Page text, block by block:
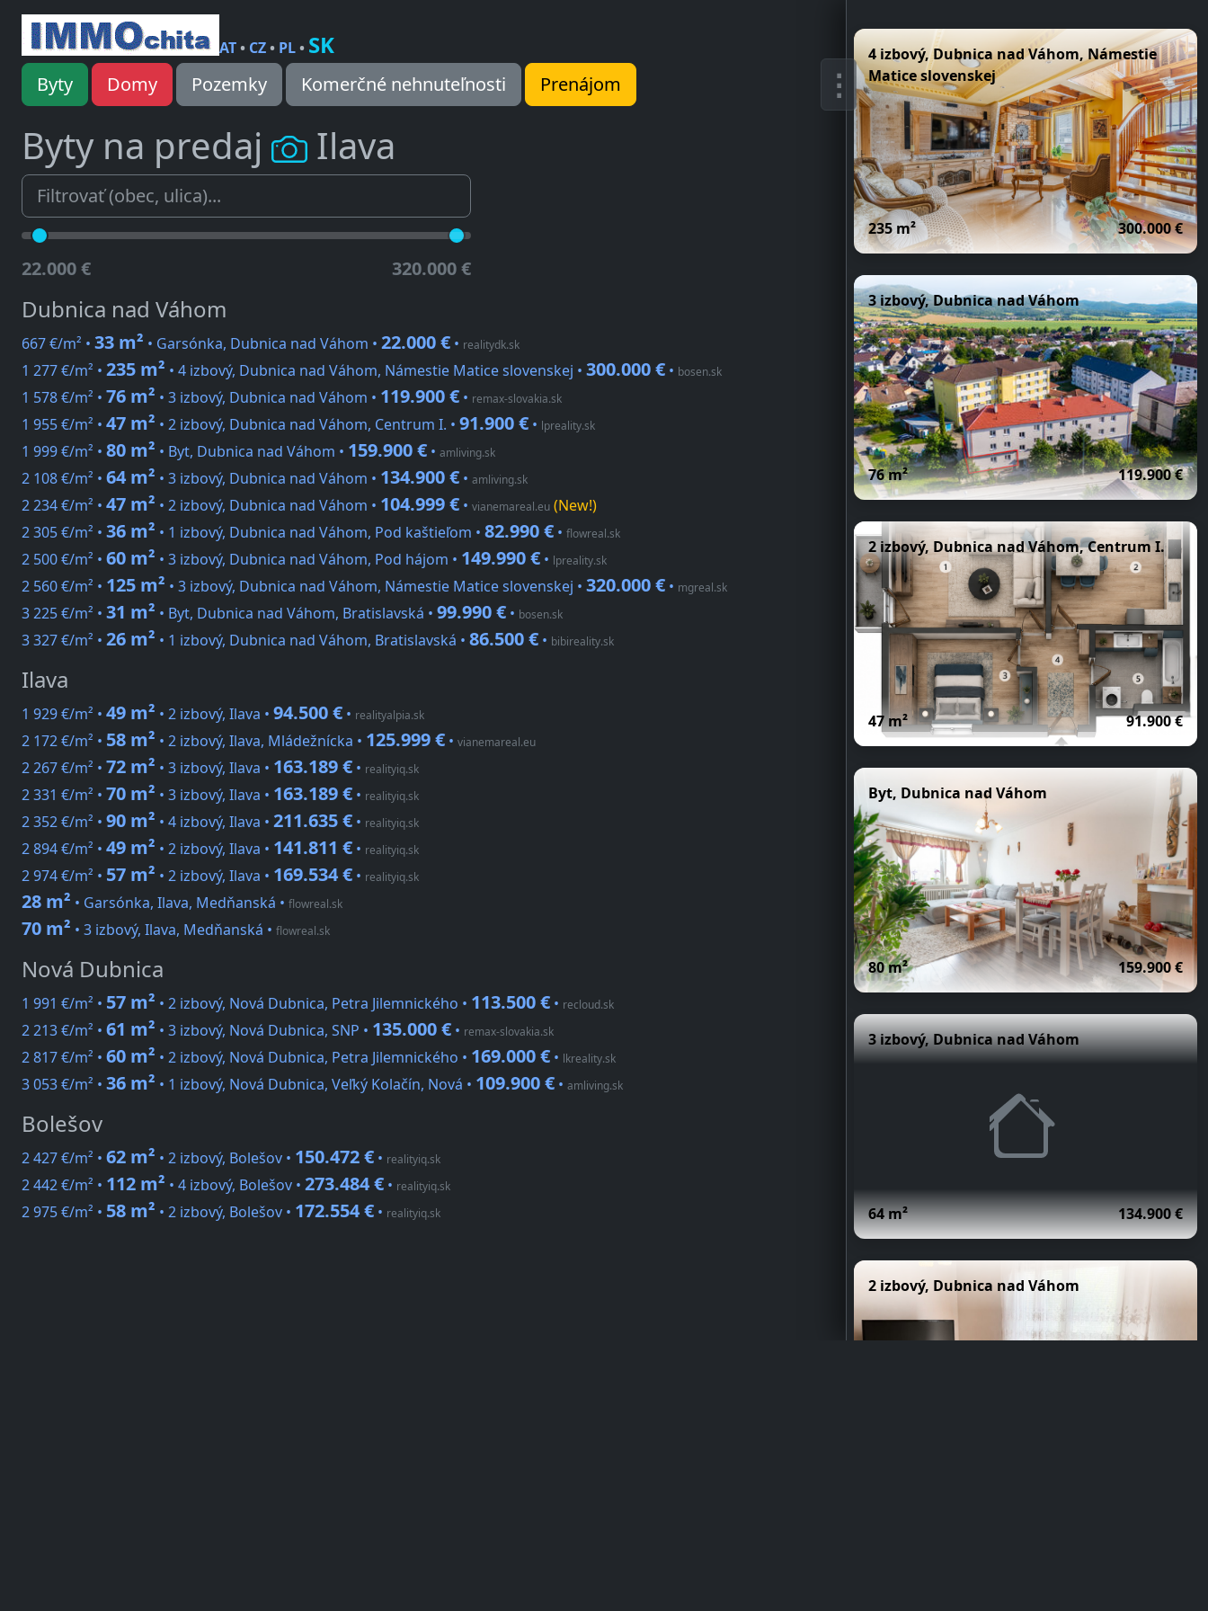
AT• CZ• PL• SK
Byty Domy Pozemky Komerčné nehnuteľnosti Prenájom
Byty na predaj Ilava
22.000 € 320.000 €
Dubnica nad Váhom
667 €/m² • 33 m² • Garsónka, Dubnica nad Váhom • 22.000 € • realitydk.sk
1 277 €/m² • 235 m² • 4 izbový, Dubnica nad Váhom, Námestie Matice slovenskej • 300.000 € • bosen.sk
1 578 €/m² • 76 m² • 3 izbový, Dubnica nad Váhom • 119.900 € • remax-slovakia.sk
1 955 €/m² • 47 m² • 2 izbový, Dubnica nad Váhom, Centrum I. • 91.900 € • lpreality.sk
1 999 €/m² • 80 m² • Byt, Dubnica nad Váhom • 159.900 € • amliving.sk
2 108 €/m² • 64 m² • 3 izbový, Dubnica nad Váhom • 134.900 € • amliving.sk
2 234 €/m² • 47 m² • 2 izbový, Dubnica nad Váhom • 104.999 € • vianemareal.eu (New!)
2 305 €/m² • 36 m² • 1 izbový, Dubnica nad Váhom, Pod kaštieľom • 82.990 € • flowreal.sk
2 500 €/m² • 60 m² • 3 izbový, Dubnica nad Váhom, Pod hájom • 149.990 € • lpreality.sk
2 560 €/m² • 125 m² • 3 izbový, Dubnica nad Váhom, Námestie Matice slovenskej • 320.000 € • mgreal.sk
3 225 €/m² • 31 m² • Byt, Dubnica nad Váhom, Bratislavská • 99.990 € • bosen.sk
3 327 €/m² • 26 m² • 1 izbový, Dubnica nad Váhom, Bratislavská • 86.500 € • bibireality.sk
Ilava
1 929 €/m² • 49 m² • 2 izbový, Ilava • 94.500 € • realityalpia.sk
2 172 €/m² • 58 m² • 2 izbový, Ilava, Mládežnícka • 125.999 € • vianemareal.eu
2 267 €/m² • 72 m² • 3 izbový, Ilava • 163.189 € • realityiq.sk
2 331 €/m² • 70 m² • 3 izbový, Ilava • 163.189 € • realityiq.sk
2 352 €/m² • 90 m² • 4 izbový, Ilava • 211.635 € • realityiq.sk
2 894 €/m² • 49 m² • 2 izbový, Ilava • 141.811 € • realityiq.sk
2 974 €/m² • 57 m² • 2 izbový, Ilava • 169.534 € • realityiq.sk
28 m² • Garsónka, Ilava, Medňanská • flowreal.sk
70 m² • 3 izbový, Ilava, Medňanská • flowreal.sk
Nová Dubnica
1 991 €/m² • 57 m² • 2 izbový, Nová Dubnica, Petra Jilemnického • 113.500 € • recloud.sk
2 213 €/m² • 61 m² • 3 izbový, Nová Dubnica, SNP • 135.000 € • remax-slovakia.sk
2 817 €/m² • 60 m² • 2 izbový, Nová Dubnica, Petra Jilemnického • 169.000 € • lkreality.sk
3 053 €/m² • 36 m² • 1 izbový, Nová Dubnica, Veľký Kolačín, Nová • 109.900 € • amliving.sk
Bolešov
2 427 €/m² • 62 m² • 2 izbový, Bolešov • 150.472 € • realityiq.sk
2 442 €/m² • 112 m² • 4 izbový, Bolešov • 273.484 € • realityiq.sk
2 975 €/m² • 58 m² • 2 izbový, Bolešov • 172.554 € • realityiq.sk